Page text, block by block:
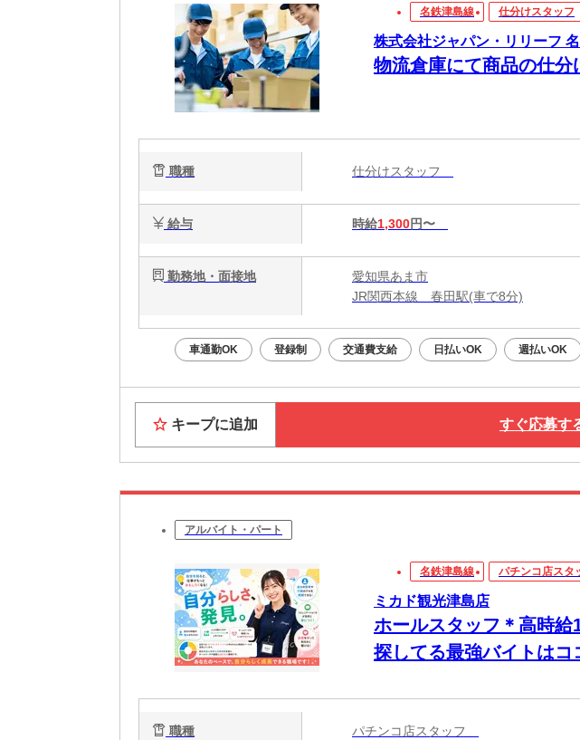
名鉄津島線 仕分けスタッフ
株式会社ジャパン・リリーフ
物流倉庫にて商品の仕分
職種 仕分けスタッフ
給与 時給1,300円〜
勤務地・面接地
愛知県あま市
JR関西本線 春田駅(車で8分)
車通勤OK 登録制 交通費支給 日払いOK 週払いOK
キープに追加 すぐ応募す
アルバイト・パート
名鉄津島線 パチンコ店スタ
ミカド観光津島店
ホールスタッフ＊高時
探してる最強バイトはコ
職種 パチンコ店スタッフ